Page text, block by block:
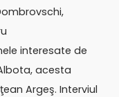
interesate de
acesta
Argeş. Interviul